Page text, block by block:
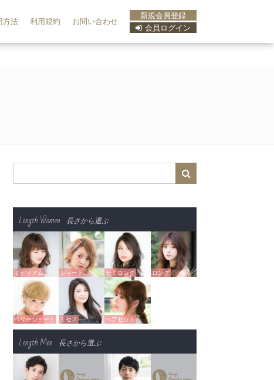
方法 利用規約 お問い合わせ
新規会員登録
会員ログイン
Length Women 長さから選ぶ
ミディアム ショート セミロング ロング
ベリーショート ミセス ヘアセット
Length Men 長さから選ぶ